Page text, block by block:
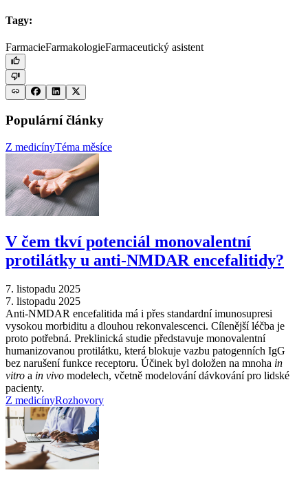
Tagy:
FarmacieFarmakologieFarmaceutický asistent
Populární články
Z medicínyTéma měsíce
V čem tkví potenciál monovalentní
protilátky u anti-NMDAR encefalitidy?
7. listopadu 2025
7. listopadu 2025
Anti-NMDAR encefalitida má i přes standardní imunosupresi
vysokou morbiditu a dlouhou rekonvalescenci. Cílenější léčba je
proto potřebná. Preklinická studie představuje monovalentní
humanizovanou protilátku, která blokuje vazbu patogenních IgG
bez narušení funkce receptoru. Účinek byl doložen na mnoha in
vitro a in vivo modelech, včetně modelování dávkování pro lidské
pacienty.
Z medicínyRozhovory